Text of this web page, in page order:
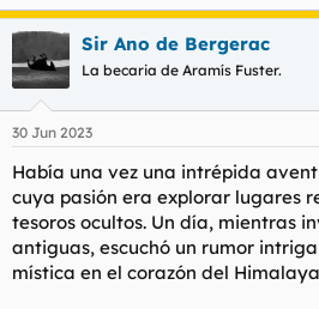
Sir Ano de Bergerac
La becaria de Aramís Fuster.
30 Jun 2023
Había una vez una intrépida
cuya pasión era explorar lugares
tesoros ocultos. Un día, mientras
antiguas, escuchó un rumor
mística en el corazón del